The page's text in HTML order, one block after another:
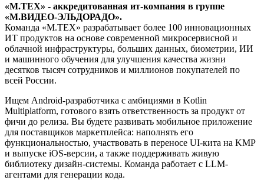
«М.ТЕХ» - аккредитованная ит-компания в группе
«М.ВИДЕО-ЭЛЬДОРАДО».
Команда «М.ТЕХ» разрабатывает более 100 инновационных
ИТ продуктов на основе современной микросервисной и
облачной инфраструктуры, больших данных, биометрии, ИИ
и машинного обучения для улучшения качества жизни
десятков тысяч сотрудников и миллионов покупателей по
всей России.
Ищем Android-разработчика с амбициями в Kotlin
Multiplatform, готового взять ответственность за продукт от
фичи до релиза. Вы будете развивать мобильное приложение
для поставщиков маркетплейса: наполнять его
функциональностью, участвовать в переносе UI-кита на KMP
и выпуске iOS-версии, а также поддерживать живую
библиотеку дизайн-системы. Команда работает с LLM-
агентами для генерации кода.